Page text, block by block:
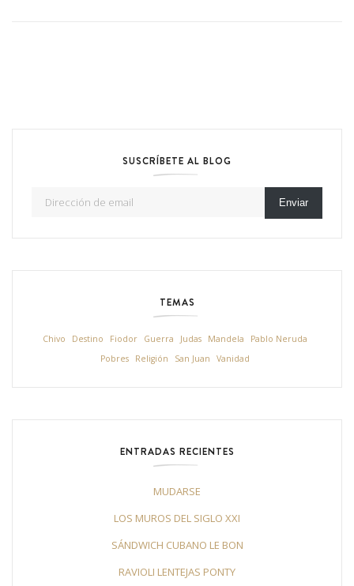
SUSCRÍBETE AL BLOG
Enviar
TEMAS
Chivo Destino Fiodor Guerra Judas Mandela
Pablo Neruda
Pobres
Religión San Juan Vanidad
ENTRADAS RECIENTES
MUDARSE
LOS MUROS DEL SIGLO XXI
SÁNDWICH CUBANO LE BON
RAVIOLI LENTEJAS PONTY